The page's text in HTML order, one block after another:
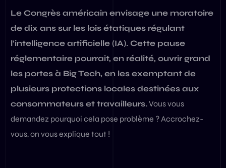
Le Congrès américain envisage une moratoire
de dix ans sur les lois étatiques régulant
l’intelligence artificielle (IA). Cette pause
réglementaire pourrait, en réalité, ouvrir grand
les portes à Big Tech, en les exemptant de
plusieurs protections locales destinées aux
consommateurs et travailleurs.Vous vous
demandez pourquoi cela pose problème ? Accrochez-
vous, on vous explique tout !